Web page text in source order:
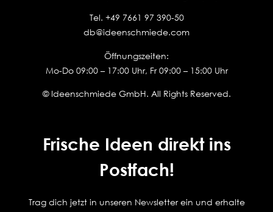
Tel. +49 7661 97 390-50
db@ideenschmiede.com
Öffnungszeiten:
Mo-Do 09:00 – 17:00 Uhr, Fr 09:00 – 15:00 Uhr
© Ideenschmiede GmbH. All Rights Reserved.
Frische Ideen direkt ins
Postfach!
Trag dich jetzt in unseren Newsletter ein und erhalte